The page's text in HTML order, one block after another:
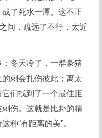
了死水一潭。这不正
间，疏远了不行，太近
冬天冷了，一群豪猪
刺会扎伤彼此；离太
们找到了一个最佳距
伤。这就是比卦的精
种“有距离的美”。